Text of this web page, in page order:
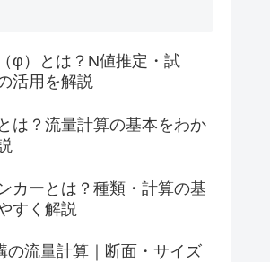
φ）とは？N値推定・試
活用を解説
は？流量計算の基本をわか
カーとは？種類・計算の基
すく解説
の流量計算｜断面・サイズ